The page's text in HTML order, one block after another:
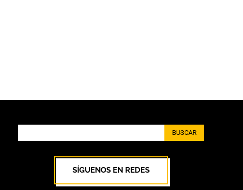
BUSCAR
SÍGUENOS EN REDES